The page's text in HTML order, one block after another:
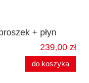
+ płyn
239,00 zł
do koszyka